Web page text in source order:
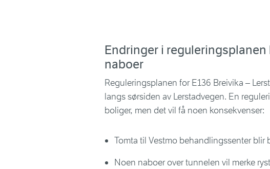
Endringer i
naboer
Reguleringsplanen for E136 Breivika –
langs sørsiden av Lerstadvegen. En
boliger, men det vil få noen konsekvenser:
Tomta til Vestmo behandlingssenter
Noen naboer over tunnelen vil merke